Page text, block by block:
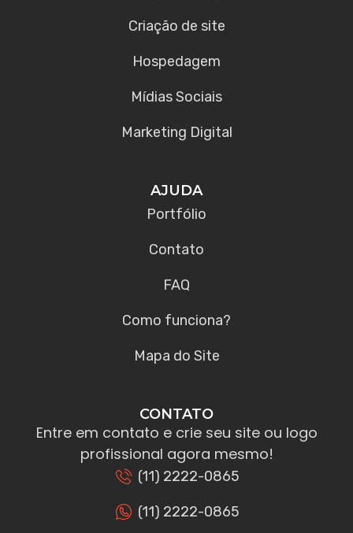
Criação de site
Hospedagem
Mídias Sociais
Marketing Digital
AJUDA
Portfólio
Contato
FAQ
Como funciona?
Mapa do Site
CONTATO
Entre em contato e crie seu site ou logo
profissional agora mesmo!
(11) 2222-0865
(11) 2222-0865